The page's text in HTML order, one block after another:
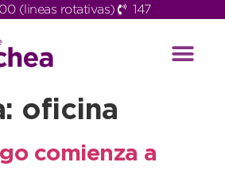
(lineas rotativas) 147
oficina
comienza a